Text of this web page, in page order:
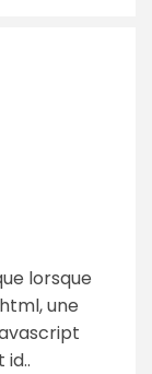
lorsque
une